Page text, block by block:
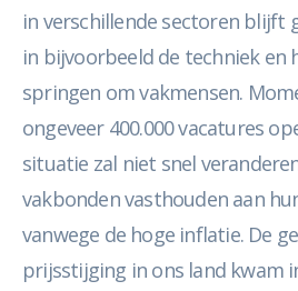
in verschillende sectoren blijft
in bijvoorbeeld de techniek en
springen om vakmensen.
ongeveer 400.000 vacatures
situatie zal niet snel
vakbonden vasthouden aan
vanwege de hoge inflatie. De
prijsstijging in ons land kwam